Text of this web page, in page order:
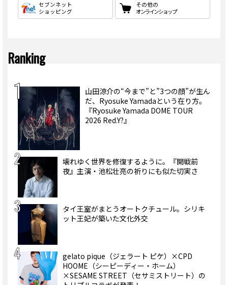
セブンネット
ショッピング
その他の
オンラインショップ
Ranking
山田涼介の“今まで”と”3つの顔”が生ん
だ、Ryosuke Yamadaという在り方。
『Ryosuke Yamada DOME TOUR
2026 Red.Y?』
壊れゆく世界を修復するように。『開戦前
夜』主演・池松壮亮の祈りにも似た切実さ
タイ王室がまとうオートクチュール。シリキ
ット王妃が築いた文化外交
gelato pique（ジェラート ピケ）×CPD
HOOME（シーピーディー・ホーム）
×SESAME STREET（セサミストリート）の